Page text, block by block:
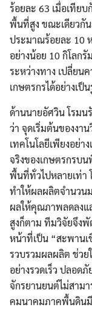
ร้อยละ 63 เมื่อเทีย
พื้นที่สูง ขณะเดียวกัน
ประมาณร้อยละ 10
อย่างน้อย 10 กิโลก
ระหว่างทาง เปลี่ยน
เกษตรกรได้อย่างเป็
ด้านนายอัศวิน โรมน
ว่า จุดเริ่มต้นของงา
เทคโนโลยีเพียงอย่
จริงของเกษตรกรบ
พื้นที่ทั่วไปหลายเท่า
ทำให้ผลผลิตจำนวน
ผลให้คุณภาพลดลงแ
สูงก็ตาม ทีมวิจัยจึง
หน้าที่เป็น “สะพานเ
รวบรวมผลผลิต ช่วย
อย่างรวดเร็ว ปลอด
จักรยานยนต์ไม่สามา
คมนาคมภาคพื้นดิน